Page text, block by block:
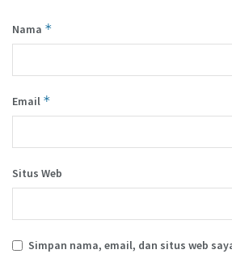
Nama *
Email *
Situs Web
Simpan nama, email, dan situs web